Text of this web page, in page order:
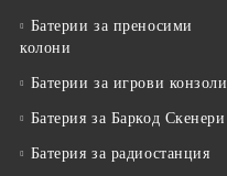
Батерии за преносими
колони
Батерии за игрови конзоли
Батерия за Баркод Скенери
Батерия за радиостанция